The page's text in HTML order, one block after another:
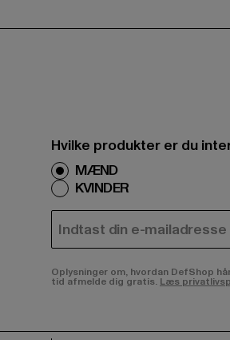
Hvilke produkter er du
MÆND
KVINDER
E-MAIL
Oplysninger om, hvordan DefShop
tid afmelde dig gratis. Læs